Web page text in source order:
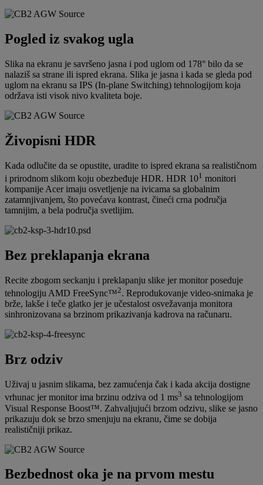
Pogled iz svakog ugla
Slika na ekranu je savršeno jasna i pod uglom od 178° bilo da se
nalaziš sa strane ili ispred ekrana. Slika je jasna i kada se gleda pod
uglom na ekranu sa IPS (In-plane Switching) tehnologijom koja
održava isti visok nivo kvaliteta boje.
Živopisni HDR
Kada odlučite da se opustite, uradite to ispred ekrana sa realističnom
i prirodnom slikom koju obezbeđuje HDR. HDR 101 monitori
kompanije Acer imaju osvetljenje na ivicama sa globalnim
zatamnjivanjem, što povećava kontrast, čineći crna područja
tamnijim, a bela područja svetlijim.
Bez preklapanja ekrana
Recite zbogom seckanju i preklapanju slike jer monitor poseduje
tehnologiju AMD FreeSync™2. Reprodukovanje video-snimaka je
brže, lakše i teče glatko jer je učestalost osvežavanja monitora
sinhronizovana sa brzinom prikazivanja kadrova na računaru.
Brz odziv
Uživaj u jasnim slikama, bez zamućenja čak i kada akcija dostigne
vrhunac jer monitor ima brzinu odziva od 1 ms3 sa tehnologijom
Visual Response Boost™. Zahvaljujući brzom odzivu, slike se jasno
prikazuju dok se brzo smenjuju na ekranu, čime se dobija
realističniji prikaz.
Bezbednost oka je na prvom mestu